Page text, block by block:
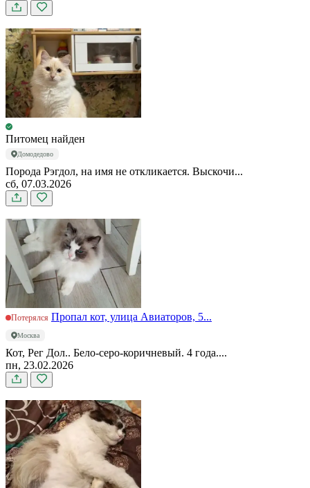
Питомец найден
Домодедово
Порода Рэгдол, на имя не откликается. Выскочи...
сб, 07.03.2026
Потерялся Пропал кот, улица Авиаторов, 5...
Москва
Кот, Рег Дол.. Бело-серо-коричневый. 4 года....
пн, 23.02.2026